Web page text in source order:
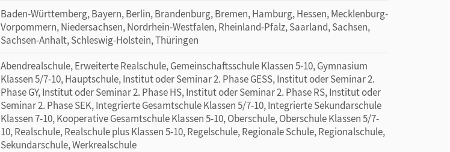
Baden-Württemberg, Bayern, Berlin, Brandenburg, Bremen, Hamburg, Hessen, Mecklenburg-
Vorpommern, Niedersachsen, Nordrhein-Westfalen, Rheinland-Pfalz, Saarland, Sachsen,
Sachsen-Anhalt, Schleswig-Holstein, Thüringen
Abendrealschule, Erweiterte Realschule, Gemeinschaftsschule Klassen 5-10, Gymnasium
Klassen 5/7-10, Hauptschule, Institut oder Seminar 2. Phase GESS, Institut oder Seminar 2.
Phase GY, Institut oder Seminar 2. Phase HS, Institut oder Seminar 2. Phase RS, Institut oder
Seminar 2. Phase SEK, Integrierte Gesamtschule Klassen 5/7-10, Integrierte Sekundarschule
Klassen 7-10, Kooperative Gesamtschule Klassen 5-10, Oberschule, Oberschule Klassen 5/7-
10, Realschule, Realschule plus Klassen 5-10, Regelschule, Regionale Schule, Regionalschule,
Sekundarschule, Werkrealschule